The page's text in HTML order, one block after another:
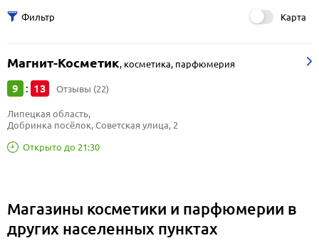
Карта
Магнит-Косметик, косметика, парфюмерия
9 : 13 Отзывы (22)
Открыто до 21:30
Липецкая область,
Добринка посёлок, Советская улица, 2
Магазины косметики и парфюмерии в
других населенных пунктах